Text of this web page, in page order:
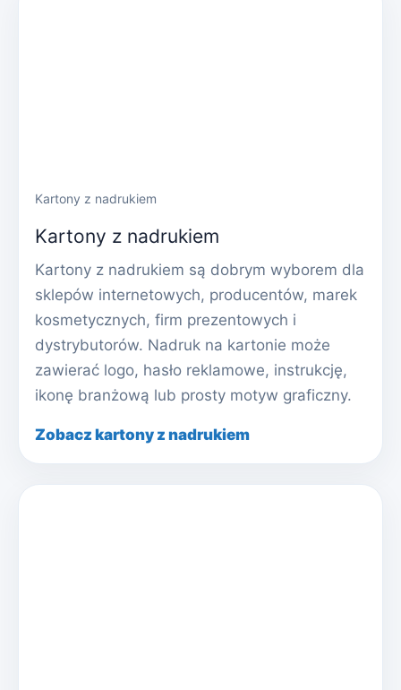
Kartony z nadrukiem
Kartony z nadrukiem
Kartony z nadrukiem są dobrym wyborem dla
sklepów internetowych, producentów, marek
kosmetycznych, firm prezentowych i
dystrybutorów. Nadruk na kartonie może
zawierać logo, hasło reklamowe, instrukcję,
ikonę branżową lub prosty motyw graficzny.
Zobacz kartony z nadrukiem